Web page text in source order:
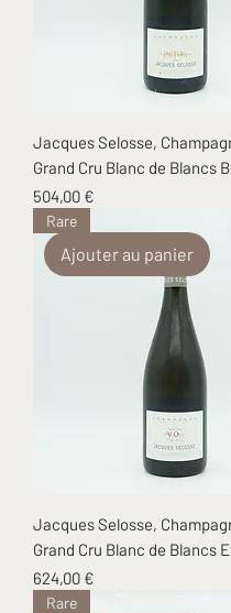
Jacques Selosse,
Grand Cru Blanc de Blancs
Prix
504,00 €
Ajouter au panier
Rare
Jacques Selosse,
Grand Cru Blanc de Blancs
Prix
624,00 €
Rare